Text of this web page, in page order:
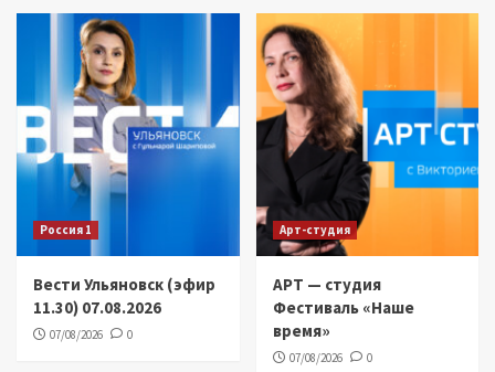
Россия 1
Вести Ульяновск (эфир
11.30) 07.08.2026
07/08/2026 0
Арт-студия
АРТ — студия
Фестиваль «Наше
время»
07/08/2026 0